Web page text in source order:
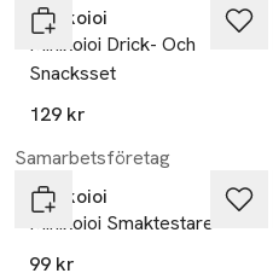
Minikoioi
Minikoioi Drick- Och
Snacksset
129 kr
Samarbetsföretag
Minikoioi
Minikoioi Smaktestare
99 kr